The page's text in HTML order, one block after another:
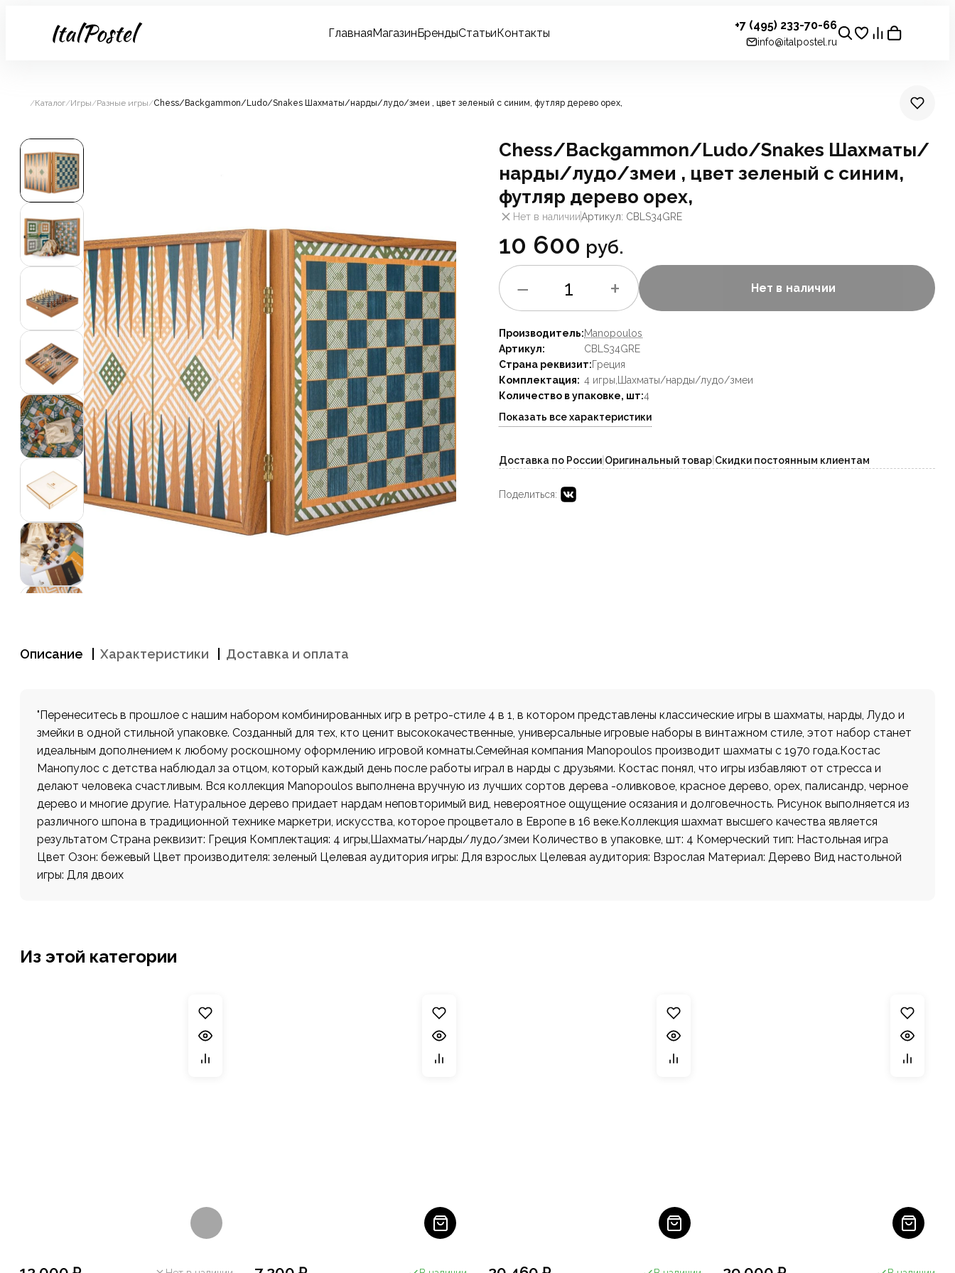
ГлавнаяМагазинБрендыСтатьиКонтакты
+7 (495) 233-70-66
info@italpostel.ru
/Каталог/Игры/Разные игры/Chess/Backgammon/Ludo/Snakes Шахматы/нарды/лудо/змеи , цвет зеленый с синим, футляр дерево орех,
Chess/Backgammon/Ludo/Snakes Шахматы/
нарды/лудо/змеи , цвет зеленый с синим,
футляр дерево орех,
Нет в наличииАртикул: CBLS34GRE
10 600 руб.
− 1 + Нет в наличии
Производитель:Manopoulos
Артикул:
CBLS34GRE
Страна реквизит:Греция
Комплектация: 4 игры,Шахматы/нарды/лудо/змеи
Количество в упаковке, шт:4
Показать все характеристики
Доставка по России Оригинальный товар Скидки постоянным клиентам
Поделиться:
Описание Характеристики Доставка и оплата
"Перенеситесь в прошлое с нашим набором комбинированных игр в ретро-стиле 4 в 1, в котором представлены классические игры в шахматы, нарды, Лудо и
змейки в одной стильной упаковке. Созданный для тех, кто ценит высококачественные, универсальные игровые наборы в винтажном стиле, этот набор станет
идеальным дополнением к любому роскошному оформлению игровой комнаты.Семейная компания Manopoulos производит шахматы с 1970 года.Костас
Манопулос с детства наблюдал за отцом, который каждый день после работы играл в нарды с друзьями. Костас понял, что игры избавляют от стресса и
делают человека счастливым. Вся коллекция Manopoulos выполнена вручную из лучших сортов дерева -оливковое, красное дерево, орех, палисандр, черное
дерево и многие другие. Натуральное дерево придает нардам неповторимый вид, невероятное ощущение осязания и долговечность. Рисунок выполняется из
различного шпона в традиционной технике маркетри, искусства, которое процветало в Европе в 16 веке.Коллекция шахмат высшего качества является
результатом Страна реквизит: Греция Комплектация: 4 игры,Шахматы/нарды/лудо/змеи Количество в упаковке, шт: 4 Комерческий тип: Настольная игра
Цвет Озон: бежевый Цвет производителя: зеленый Целевая аудитория игры: Для взрослых Целевая аудитория: Взрослая Материал: Дерево Вид настольной
игры: Для двоих
Из этой категории